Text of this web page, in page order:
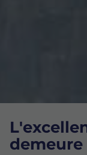
demeure